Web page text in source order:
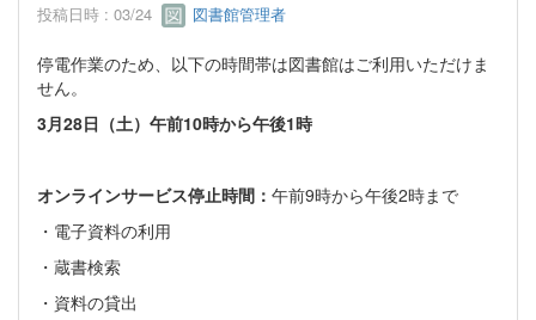
投稿日時 : 03/24 図書館管理者
停電作業のため、以下の時間帯は図書館はご利用いただけま
せん。
3月28日（土）午前10時から午後1時
オンラインサービス停止時間： 午前9時から午後2時まで
・電子資料の利用
・蔵書検索
・資料の貸出